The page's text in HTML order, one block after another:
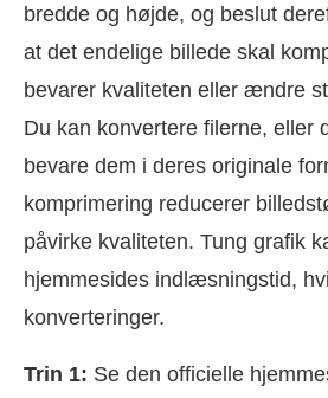
bredde og højde, og beslut
at det endelige billede skal
bevarer kvaliteten eller ændre
Du kan konvertere filerne, eller
bevare dem i deres originale
komprimering reducerer
påvirke kvaliteten. Tung grafik
hjemmesides indlæsningstid,
konverteringer.
Trin 1: Se den officielle